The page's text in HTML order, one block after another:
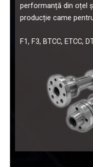
performanță din oțel
producție came
F1, F3, BTCC, ETCC,